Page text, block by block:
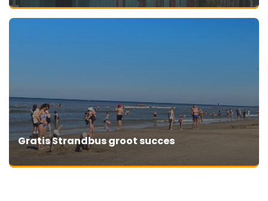
Gratis Strandbus groot succes